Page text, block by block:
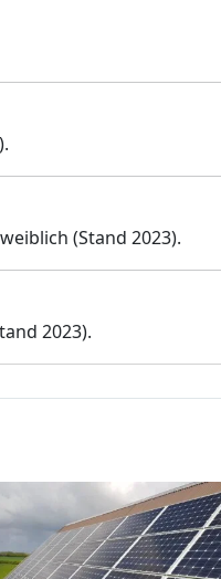
(Stand 2023).
2023).